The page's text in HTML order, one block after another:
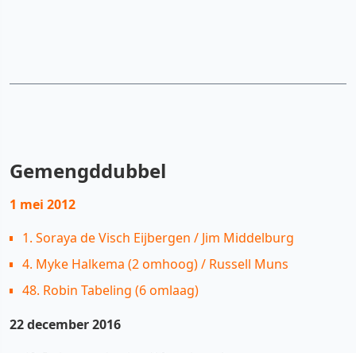
Gemengddubbel
1 mei 2012
1. Soraya de Visch Eijbergen / Jim Middelburg
4. Myke Halkema (2 omhoog) / Russell Muns
48. Robin Tabeling (6 omlaag)
22 december 2016